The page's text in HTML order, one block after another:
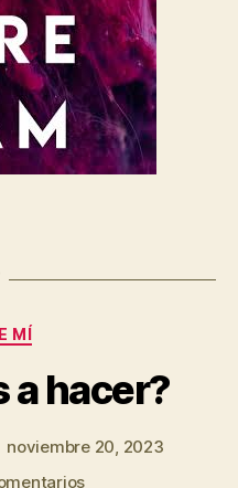
MÍ
a hacer?
noviembre 20, 2023
en